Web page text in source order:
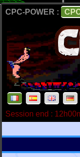
CPC-POWER :
Session end :